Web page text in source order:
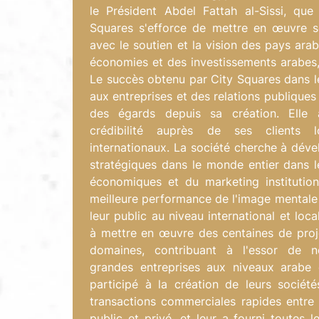
le Président Abdel Fattah al-Sissi,
Squares s'efforce de mettre en œuvre
avec le soutien et la vision des pays
économies et des investissements
Le succès obtenu par City Squares dans
aux entreprises et des relations
des égards depuis sa création. Elle
crédibilité auprès de ses clients
internationaux. La société cherche à
stratégiques dans le monde entier dans
économiques et du marketing
meilleure performance de l'image
leur public au niveau international et
à mettre en œuvre des centaines de
domaines, contribuant à l'essor de
grandes entreprises aux niveaux
participé à la création de leurs
transactions commerciales rapides